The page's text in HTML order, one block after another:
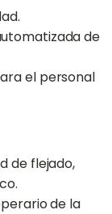
de
el personal
de flejado,
de la